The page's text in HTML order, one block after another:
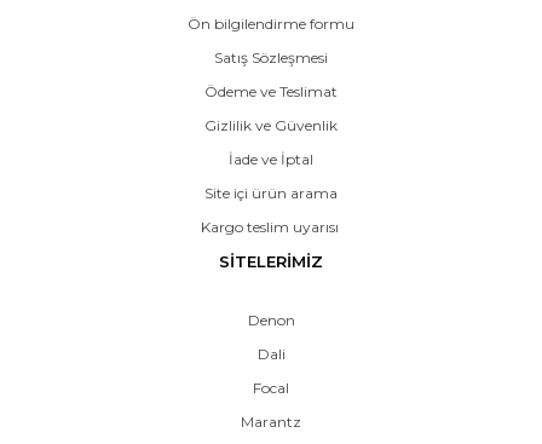
Ön bilgilendirme formu
Satış Sözleşmesi
Ödeme ve Teslimat
Gizlilik ve Güvenlik
İade ve İptal
Site içi ürün arama
Kargo teslim uyarısı
SİTELERİMİZ
Denon
Dali
Focal
Marantz